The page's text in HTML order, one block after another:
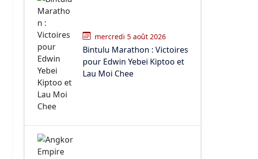
mercredi 5 août 2026
Bintulu Marathon : Victoires
pour Edwin Yebei Kiptoo et
Lau Moi Chee